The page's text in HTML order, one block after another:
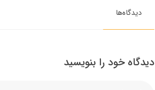
دیدگاه‌ها
دیدگاه خود را بنویسید